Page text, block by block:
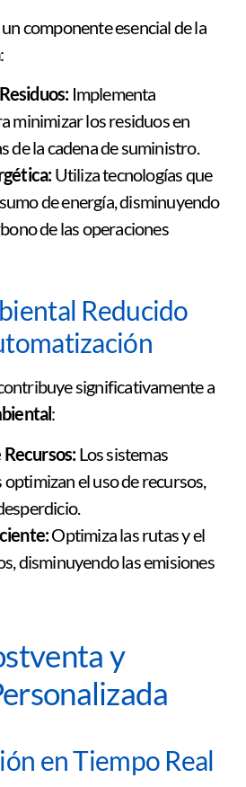
un componente esencial de la
:
Implementa
minimizar los residuos en
de la cadena de suministro.
Utiliza tecnologías que
de energía, disminuyendo
de las operaciones
Reducido
significativamente a
:
Los sistemas
el uso de recursos,
Optimiza las rutas y el
disminuyendo las emisiones
y
en Tiempo Real